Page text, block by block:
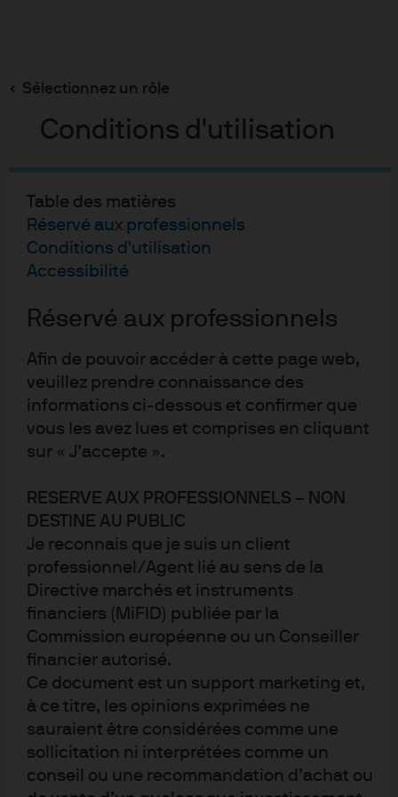
Sélectionnez un rôle
Conditions d'utilisation
Table des matières
Réservé aux professionnels
Conditions d'utilisation
Accessibilité
Réservé aux professionnels
Afin de pouvoir accéder à cette page web,
veuillez prendre connaissance des
informations ci-dessous et confirmer que
vous les avez lues et comprises en cliquant
sur « J’accepte ».
RESERVE AUX PROFESSIONNELS – NON
DESTINE AU PUBLIC
Je reconnais que je suis un client
professionnel/Agent lié au sens de la
Directive marchés et instruments
financiers (MiFID) publiée par la
Commission européenne ou un Conseiller
financier autorisé.
Ce document est un support marketing et,
à ce titre, les opinions exprimées ne
sauraient être considérées comme une
sollicitation ni interprétées comme un
conseil ou une recommandation d’achat ou
content
Le futur des ETF
Le futur des ETF
La connaissance des ETF parmi les clients finaux
reste limitée, cela impacte leurs intentions d’achat.
Impact des progrès
technologiques sur
l’industrie des ETF
Q7. Selon vous, quels sont les principaux impacts sur
l’automatisation, l’intelligence artificielle,
l’apprentissage automatique, l’analyse de données, etc.
? (Plusieurs réponses autorisées)
Dans l’ensemble, les investisseurs professionnels
considèrent que les innovations technologiques vont
renforcer les avantages existants des ETF. En effet,
deux tiers d’entre eux déclarent que les nouvelles